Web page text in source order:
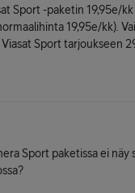
Sport -paketin 19,95e/
19,95e/kk).
Sport tarjoukseen
Sport paketissa ei näy